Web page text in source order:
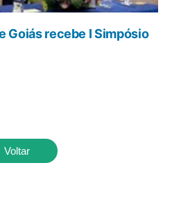
Goiás recebe I Simpósio
Voltar